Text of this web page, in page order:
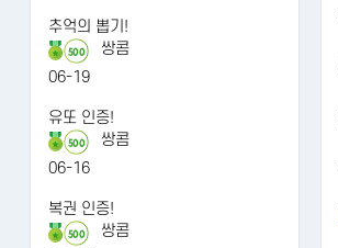
추억의 뽑기!
500
쌍콤
06-19
유또 인증!
500
쌍콤
06-16
복권 인증!
500
쌍콤